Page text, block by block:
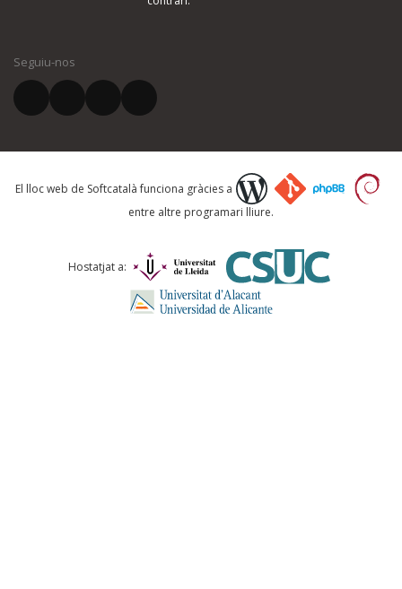
El vostre correu electrònic *
Què proposeu?
Comentari *
Seguiu-nos
El lloc web de Softcatalà funciona gràcies a
entre altre programari lliure.
Hostatjat a: